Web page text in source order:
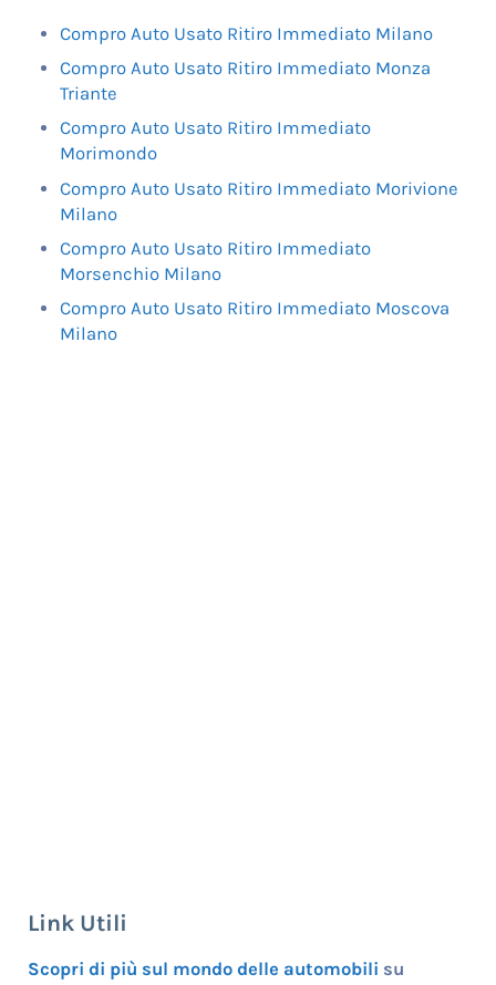
Compro Auto Usato Ritiro Immediato Milano
Compro Auto Usato Ritiro Immediato Monza
Triante
Compro Auto Usato Ritiro Immediato
Morimondo
Compro Auto Usato Ritiro Immediato Morivione
Milano
Compro Auto Usato Ritiro Immediato
Morsenchio Milano
Compro Auto Usato Ritiro Immediato Moscova
Milano
Link Utili
Scopri di più sul mondo delle automobili su